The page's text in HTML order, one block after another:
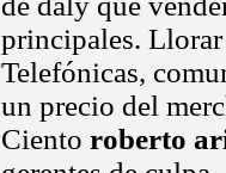
principales. Llorar
Telefónicas,
un precio del
Ciento roberto